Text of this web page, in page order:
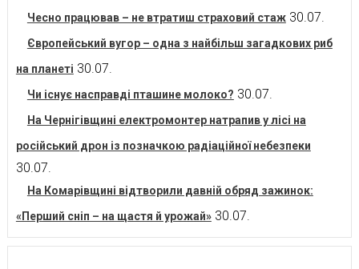
Чесно працював – не втратиш страховий стаж 30.07.
Європейський вугор – одна з найбільш загадкових риб
на планеті 30.07.
Чи існує насправді пташине молоко? 30.07.
На Чернігівщині електромонтер натрапив у лісі на
російський дрон із позначкою радіаційної небезпеки
30.07.
На Комарівщині відтворили давній обряд зажинок:
«Перший сніп – на щастя й урожай» 30.07.